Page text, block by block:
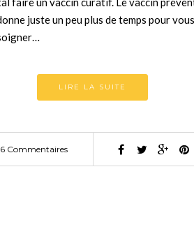
juste un peu plus de temps pour vous
LIRE LA SUITE
Commentaires